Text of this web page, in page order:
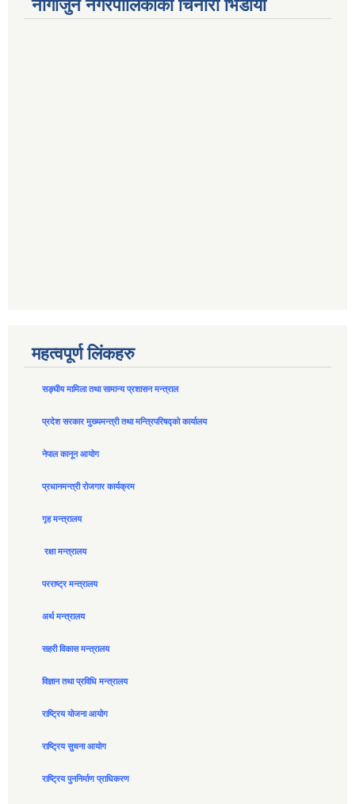
नागार्जुन नगरपालिकाको चिनारी भिडीयो
महत्वपूर्ण लिंकहरु
सङ्घीय मामिला तथा सामान्य प्रशासन मन्त्राल
प्रदेश सरकार मुख्यमन्त्री तथा मन्त्रिपरिषद्को कार्यालय
नेपाल कानून आयोग
प्रधानमन्त्री रोजगार कार्यक्रम
गृह मन्त्रालय
रक्षा मन्त्रालय
परराष्ट्र मन्त्रालय
अर्थ मन्त्रालय
सहरी विकास मन्त्रालय
विज्ञान तथा प्रविधि मन्त्रालय
राष्ट्रिय योजना आयोग
राष्ट्रिय सुचना आयोग
राष्ट्रिय पुननिर्माण प्राधिकरण